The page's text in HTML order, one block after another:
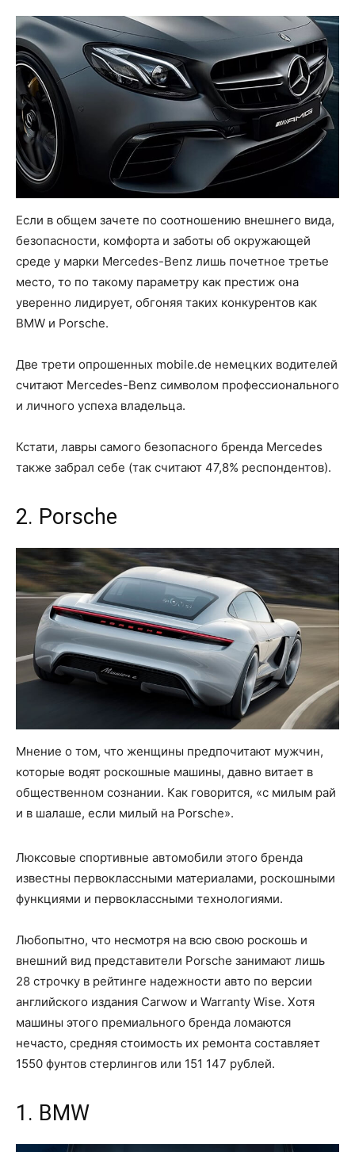
Если в общем зачете по соотношению внешнего вида,
безопасности, комфорта и заботы об окружающей
среде у марки Mercedes-Benz лишь почетное третье
место, то по такому параметру как престиж она
уверенно лидирует, обгоняя таких конкурентов как
BMW и Porsche.
Две трети опрошенных mobile.de немецких водителей
считают Mercedes-Benz символом профессионального
и личного успеха владельца.
Кстати, лавры самого безопасного бренда Mercedes
также забрал себе (так считают 47,8% респондентов).
2. Porsche
Мнение о том, что женщины предпочитают мужчин,
которые водят роскошные машины, давно витает в
общественном сознании. Как говорится, «с милым рай
и в шалаше, если милый на Porsche».
Люксовые спортивные автомобили этого бренда
известны первоклассными материалами, роскошными
функциями и первоклассными технологиями.
Любопытно, что несмотря на всю свою роскошь и
внешний вид представители Porsche занимают лишь
28 строчку в рейтинге надежности авто по версии
английского издания Carwow и Warranty Wise. Хотя
машины этого премиального бренда ломаются
нечасто, средняя стоимость их ремонта составляет
1550 фунтов стерлингов или 151 147 рублей.
1. BMW